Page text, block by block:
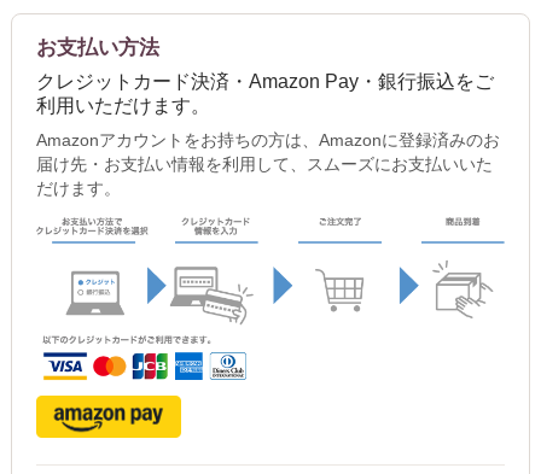
お支払い方法
クレジットカード決済・Amazon Pay・銀行振込をご
利用いただけます。
Amazonアカウントをお持ちの方は、Amazonに登録済みのお
届け先・お支払い情報を利用して、スムーズにお支払いいた
だけます。